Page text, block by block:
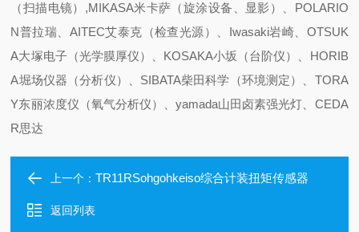
（扫描电镜）,MIKASA米卡萨（旋涂设备、显影）、POLARIO
N普拉瑞、AITEC艾泰克（检查光源）、Iwasaki岩崎、OTSUK
A大塚电子（光学膜厚仪）、KOSAKA小坂（台阶仪）、HORIB
A堀场仪器（分析仪）、SIBATA柴田科学（环境测定）、TORA
Y东丽浓度仪（氧气分析仪）、yamada山田卤素强光灯、CEDA
R思达
上一个：TR11RSohgohkeiso综合计装扭矩传感器
返回列表